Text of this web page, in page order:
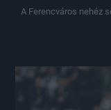
A Ferencváros nehéz